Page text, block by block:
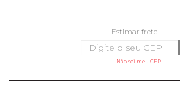
Não sei meu CEP